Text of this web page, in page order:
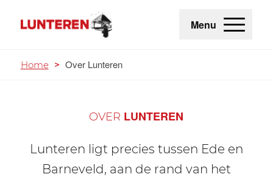
Menu
Home > Over Lunteren
OVER LUNTEREN
Lunteren ligt precies tussen Ede en
Barneveld, aan de rand van het